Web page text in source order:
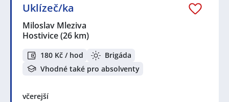
Uklízeč/ka
Miloslav Mleziva
Hostivice(26 km)
180 Kč / hod
Brigáda
Vhodné také pro absolventy
včerejší